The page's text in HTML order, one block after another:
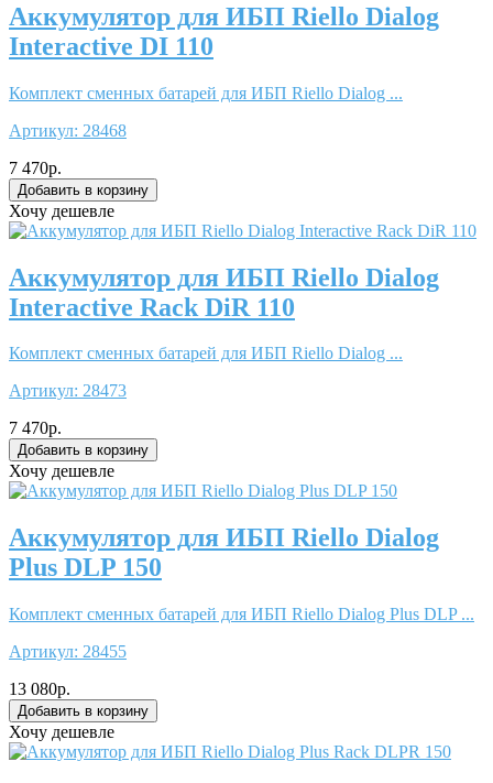
Аккумулятор для ИБП Riello Dialog
Interactive DI 110
Комплект сменных батарей для ИБП Riello Dialog ...
Артикул: 28468
7 470р.
Хочу дешевле
Аккумулятор для ИБП Riello Dialog
Interactive Rack DiR 110
Комплект сменных батарей для ИБП Riello Dialog ...
Артикул: 28473
7 470р.
Хочу дешевле
Аккумулятор для ИБП Riello Dialog
Plus DLP 150
Комплект сменных батарей для ИБП Riello Dialog Plus DLP ...
Артикул: 28455
13 080р.
Хочу дешевле